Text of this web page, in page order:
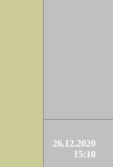
26.12.2020
15:10